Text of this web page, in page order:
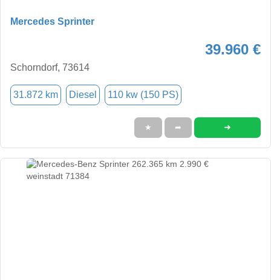
Mercedes Sprinter
39.960 €
Schorndorf, 73614
31.872 km Diesel 110 kw (150 PS)
★ ➦ ➜